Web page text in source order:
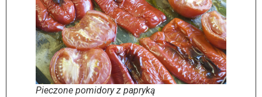
Pieczone pomidory z papryką